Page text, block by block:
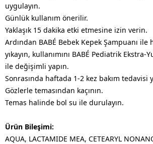
uygulayın.
Günlük kullanım önerilir.
Yaklaşık 15 dakika etki etmesine izin verin.
Ardından BABÉ Bebek Kepek Şampuanı ile
yıkayın, kullanımını BABÉ Pediatrik Ekstra-
ile değişimli yapın.
Sonrasında haftada 1-2 kez bakım tedavisi
Gözlerle temasından kaçının.
Temas halinde bol su ile durulayın.
Ürün Bileşimi:
AQUA, LACTAMIDE MEA, CETEARYL